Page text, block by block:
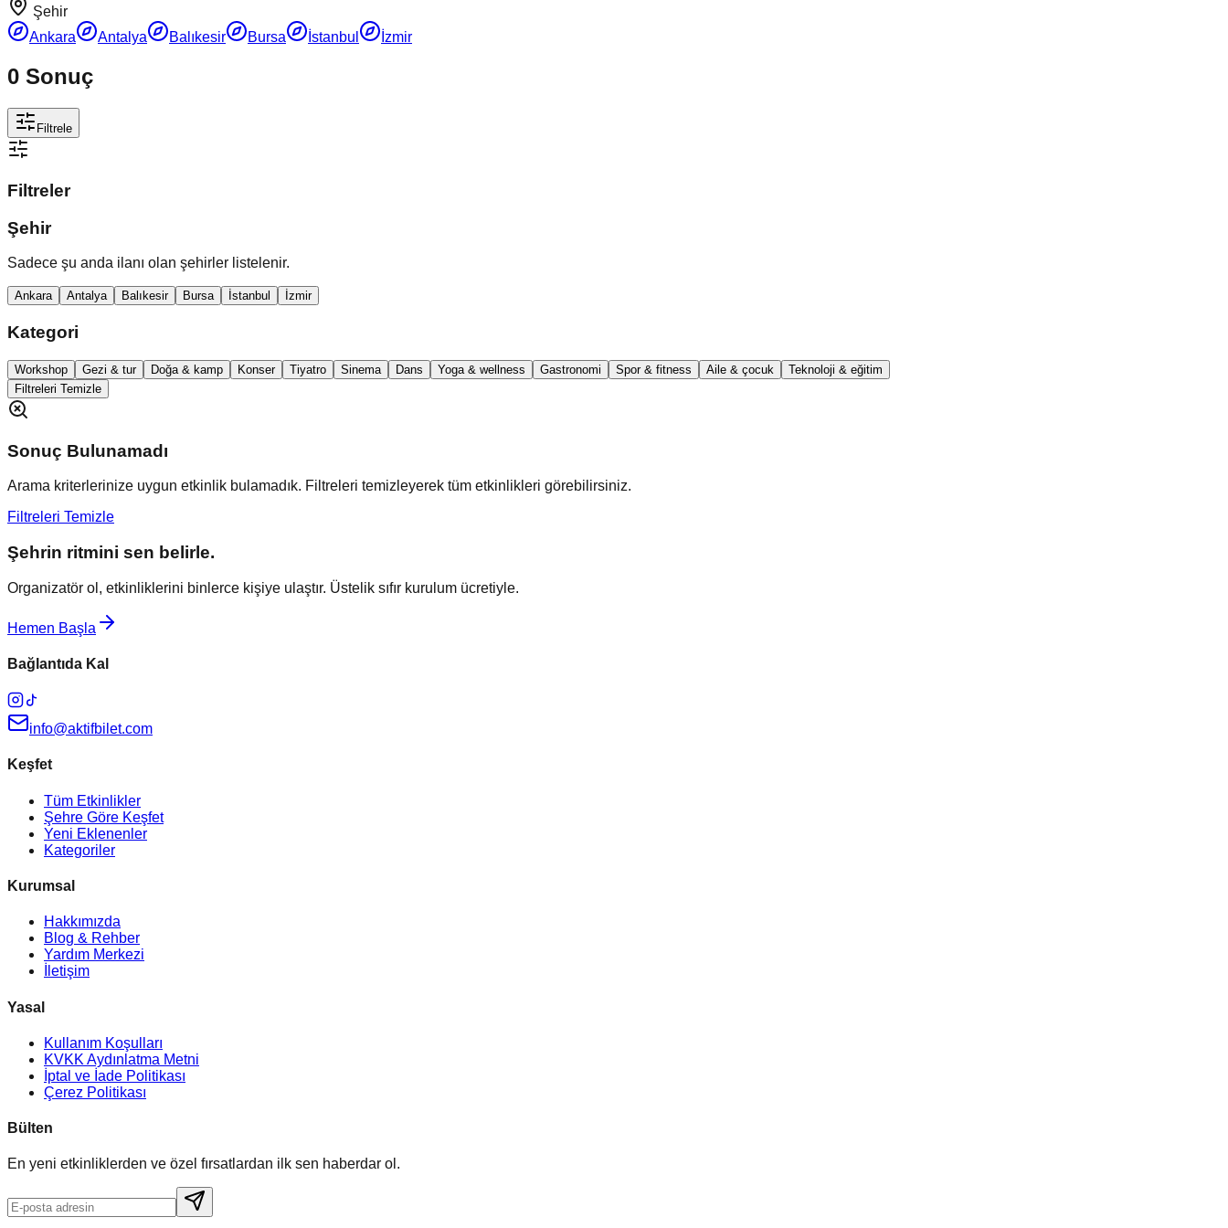
Şehir
Ankara
Antalya Balıkesir Bursa İstanbul İzmir
0 Sonuç
Filtrele
Filtreler
Şehir
Sadece şu anda ilanı olan şehirler listelenir.
Ankara Antalya Balıkesir Bursa İstanbul İzmir
Kategori
Workshop Gezi & tur Doğa & kamp Konser Tiyatro Sinema Dans Yoga & wellness Gastronomi Spor & fitness Aile & çocuk
Teknoloji & eğitim
Filtreleri Temizle
Sonuç Bulunamadı
Arama kriterlerinize uygun etkinlik bulamadık. Filtreleri temizleyerek tüm etkinlikleri görebilirsiniz.
Filtreleri Temizle
Şehrin ritmini sen belirle.
Organizatör ol, etkinliklerini binlerce kişiye ulaştır. Üstelik sıfır kurulum ücretiyle.
Hemen Başla
Bağlantıda Kal
info@aktifbilet.com
Keşfet
Tüm Etkinlikler
Şehre Göre Keşfet
Yeni Eklenenler
Kategoriler
Kurumsal
Hakkımızda
Blog & Rehber
Yardım Merkezi
İletişim
Yasal
Kullanım Koşulları
KVKK Aydınlatma Metni
İptal ve İade Politikası
Çerez Politikası
Bülten
En yeni etkinliklerden ve özel fırsatlardan ilk sen haberdar ol.